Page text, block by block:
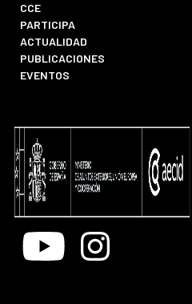
CCE
PARTICIPA
ACTUALIDAD
PUBLICACIONES
EVENTOS
Youtube Instagram